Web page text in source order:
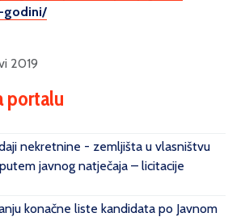
godini/
2019
portalu
nekretnine - zemljišta u vlasništvu
javnog natječaja – licitacije
konačne liste kandidata po Javnom